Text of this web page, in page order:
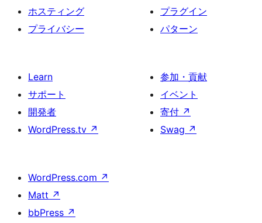
ホスティング
プライバシー
プラグイン
パターン
Learn
サポート
開発者
WordPress.tv ↗
参加・貢献
イベント
寄付 ↗
Swag ↗
WordPress.com ↗
Matt ↗
bbPress ↗